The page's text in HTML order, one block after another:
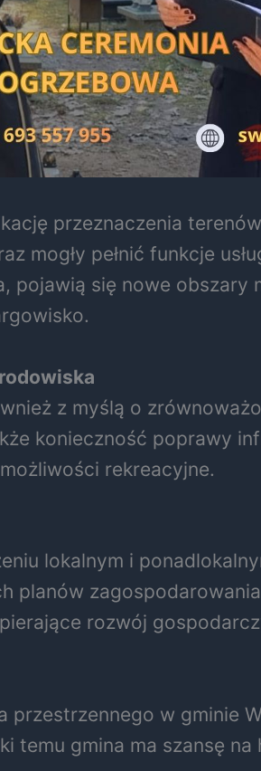
przeznaczenia
mogły pełnić funkcje
pojawią się nowe obszary
z myślą o
konieczność poprawy
rekreacyjne.
lokalnym i
planów
rozwój
przestrzennego w gminie
temu gmina ma szansę